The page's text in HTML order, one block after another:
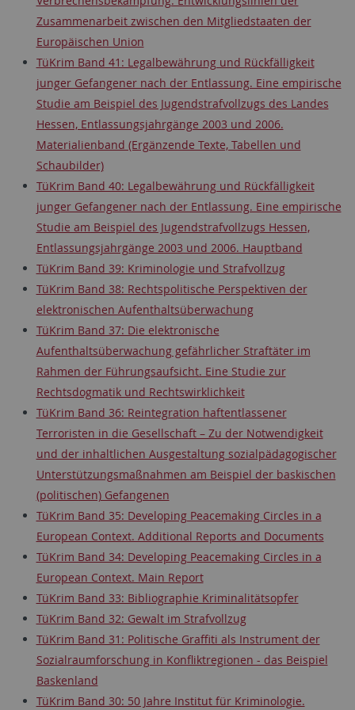
Zusammenarbeit zwischen den Mitgliedstaaten der
Europäischen Union
TüKrim Band 41: Legalbewährung und Rückfälligkeit
junger Gefangener nach der Entlassung. Eine empirische
Studie am Beispiel des Jugendstrafvollzugs des Landes
Hessen, Entlassungsjahrgänge 2003 und 2006.
Materialienband (Ergänzende Texte, Tabellen und
Schaubilder)
TüKrim Band 40: Legalbewährung und Rückfälligkeit
junger Gefangener nach der Entlassung. Eine empirische
Studie am Beispiel des Jugendstrafvollzugs Hessen,
Entlassungsjahrgänge 2003 und 2006. Hauptband
TüKrim Band 39: Kriminologie und Strafvollzug
TüKrim Band 38: Rechtspolitische Perspektiven der
elektronischen Aufenthaltsüberwachung
TüKrim Band 37: Die elektronische
Aufenthaltsüberwachung gefährlicher Straftäter im
Rahmen der Führungsaufsicht. Eine Studie zur
Rechtsdogmatik und Rechtswirklichkeit
TüKrim Band 36: Reintegration haftentlassener
Terroristen in die Gesellschaft – Zu der Notwendigkeit
und der inhaltlichen Ausgestaltung sozialpädagogischer
Unterstützungsmaßnahmen am Beispiel der baskischen
(politischen) Gefangenen
TüKrim Band 35: Developing Peacemaking Circles in a
European Context. Additional Reports and Documents
TüKrim Band 34: Developing Peacemaking Circles in a
European Context. Main Report
TüKrim Band 33: Bibliographie Kriminalitätsopfer
TüKrim Band 32: Gewalt im Strafvollzug
TüKrim Band 31: Politische Graffiti als Instrument der
Sozialraumforschung in Konfliktregionen - das Beispiel
Baskenland
TüKrim Band 30: 50 Jahre Institut für Kriminologie.